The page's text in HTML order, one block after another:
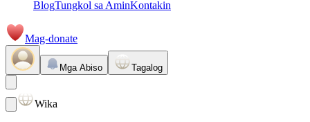
BlogTungkol sa AminKontakin
Mag-donate
Mga Abiso Tagalog
Wika